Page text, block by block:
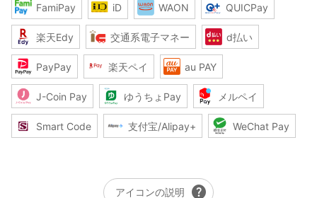
FamiPay iD WAON QUICPay
楽天Edy 交通系電子マネー d払い
PayPay 楽天ペイ au PAY
J-Coin Pay ゆうちょPay メルペイ
Smart Code 支付宝/Alipay+ WeChat Pay
アイコンの説明 help